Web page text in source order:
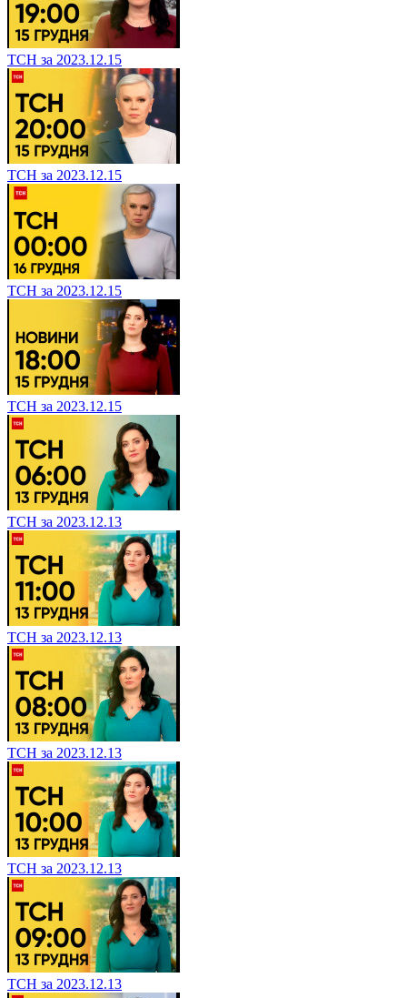
ТСН за 2023.12.15
ТСН за 2023.12.15
ТСН за 2023.12.15
ТСН за 2023.12.15
ТСН за 2023.12.13
ТСН за 2023.12.13
ТСН за 2023.12.13
ТСН за 2023.12.13
ТСН за 2023.12.13